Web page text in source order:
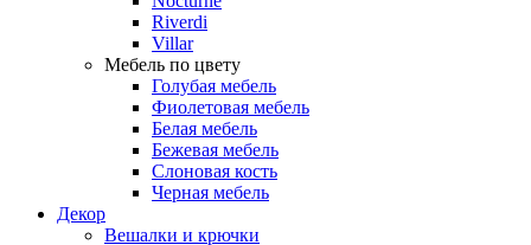
Riverdi
Villar
Мебель по цвету
Голубая мебель
Фиолетовая мебель
Белая мебель
Бежевая мебель
Слоновая кость
Черная мебель
Декор
Вешалки и крючки